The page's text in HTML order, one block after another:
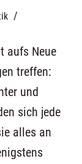
/
aufs Neue
treffen:
und
sich jede
alles an